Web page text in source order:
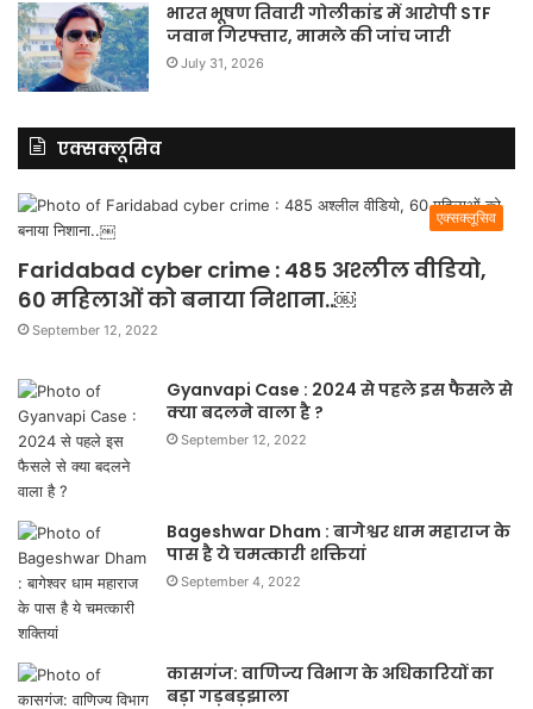
भारत भूषण तिवारी गोलीकांड में आरोपी STF
जवान गिरफ्तार, मामले की जांच जारी
July 31, 2026
एक्सक्लूसिव
एक्सक्लूसिव
Faridabad cyber crime : 485 अश्लील वीडियो,
60 महिलाओं को बनाया निशाना..￼
September 12, 2022
Gyanvapi Case : 2024 से पहले इस फैसले से
क्या बदलने वाला है ?
September 12, 2022
Bageshwar Dham : बागेश्वर धाम महाराज के
पास है ये चमत्कारी शक्तियां
September 4, 2022
कासगंज: वाणिज्य विभाग के अधिकारियों का
बड़ा गड़बड़झाला